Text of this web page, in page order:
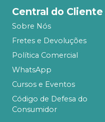
Central do Cliente
Sobre Nós
Fretes e Devoluções
Política Comercial
WhatsApp
Cursos e Eventos
Código de Defesa do
Consumidor